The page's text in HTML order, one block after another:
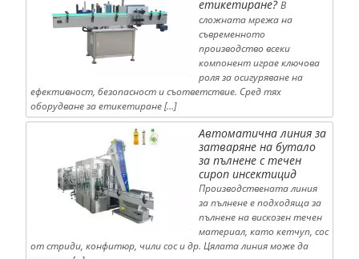
етикетиране? В
сложната мрежа на
съвременното
производство всеки
компонент играе ключова
роля за осигуряване на
ефективност, безопасност и съответствие. Сред тях
оборудване за етикетиране […]
Автоматична линия за
затваряне на бутало
за пълнене с течен
сироп инсектицид
Производствената линия
за пълнене е подходяща за
пълнене на вискозен течен
материал, като кетчуп, сос
от стриди, конфитюр, чили сос и др. Цялата линия може да